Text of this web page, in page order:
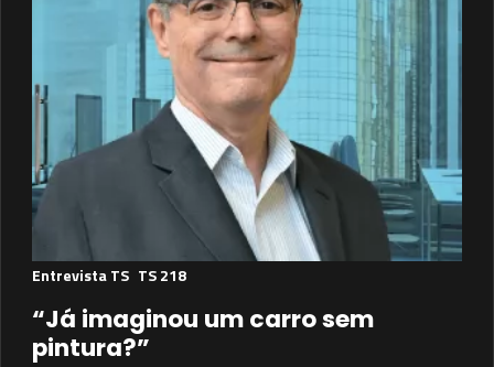
Entrevista TS TS 218
“Já imaginou um carro sem
pintura?”